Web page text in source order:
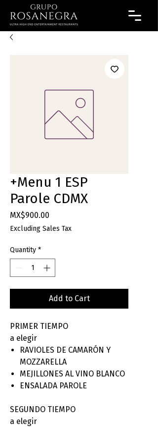
+Menu 1 ESP
Parole CDMX
MX$900.00
Excluding Sales Tax
Quantity *
Add to Cart
PRIMER TIEMPO
a elegir
RAVIOLES DE CAMARÓN Y
MOZZARELLA
MEJILLONES AL VINO BLANCO
ENSALADA PAROLE
SEGUNDO TIEMPO
a elegir